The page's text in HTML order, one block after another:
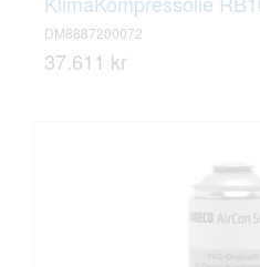
DM8887200072
37.611 kr